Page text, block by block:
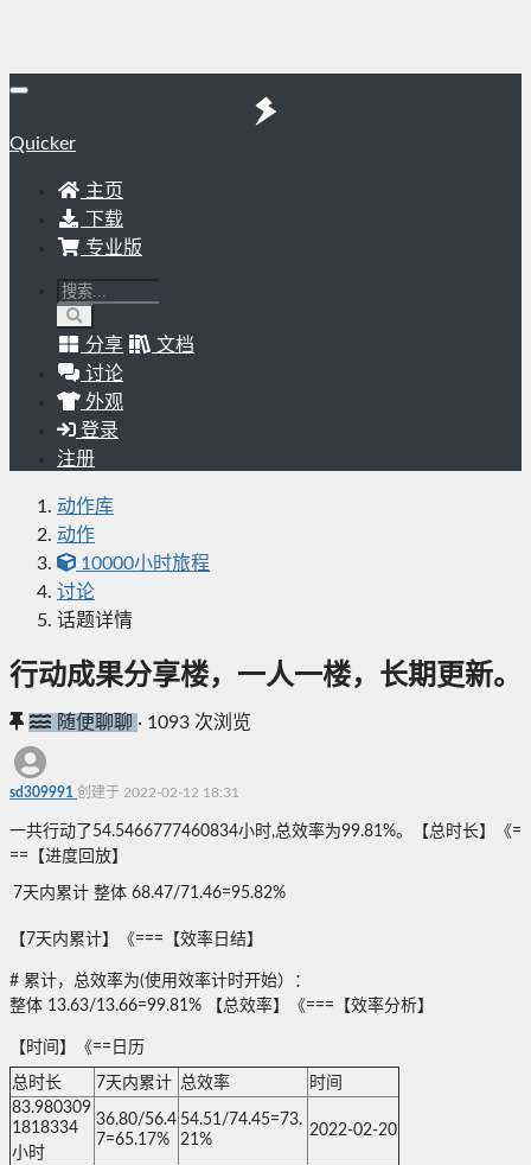
Quicker
主页
下载
专业版
分享
文档
讨论
外观
登录
注册
动作库
动作
10000小时旅程
讨论
话题详情
行动成果分享楼，一人一楼，长期更新。
随便聊聊 · 1093 次浏览
sd309991 创建于 2022-02-12 18:31
一共行动了54.5466777460834小时,总效率为99.81%。【总时长】《=
==【进度回放】
7天内累计 整体 68.47/71.46=95.82%
【7天内累计】《===【效率日结】
# 累计，总效率为(使用效率计时开始）：
整体 13.63/13.66=99.81% 【总效率】《===【效率分析】
【时间】《==日历
总时长 7天内累计 总效率
时间
83.980309
1818334
小时
36.80/56.4
7=65.17%
54.51/74.45=73.
21%
2022-02-20